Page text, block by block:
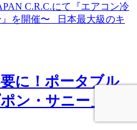
C.R.C.にて『エアコン冷
』を開催〜 日本最大級のキ
に！ポータブル
ン・サニー」専